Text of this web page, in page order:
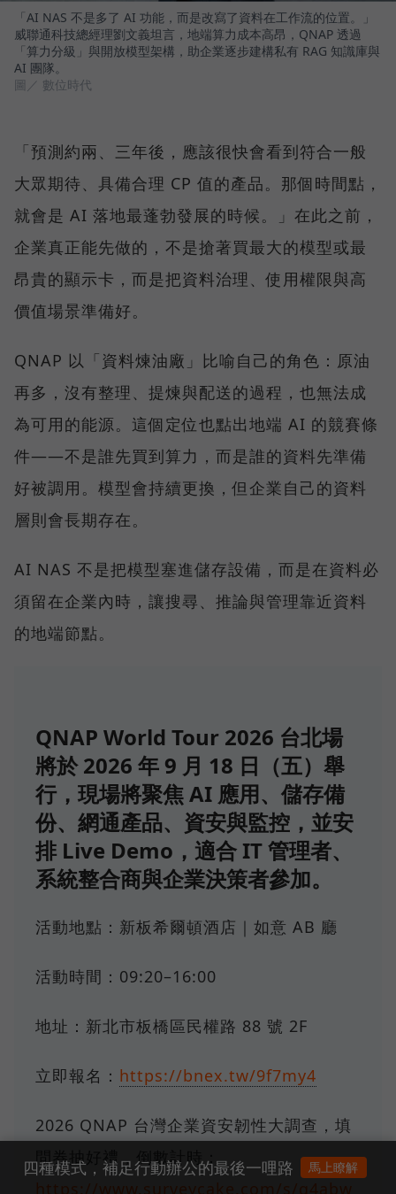
「AI NAS 不是多了 AI 功能，而是改寫了資料在工作流的位置。」
威聯通科技總經理劉文義坦言，地端算力成本高昂，QNAP 透過
「算力分級」與開放模型架構，助企業逐步建構私有 RAG 知識庫與
AI 團隊。
圖／ 數位時代
「預測約兩、三年後，應該很快會看到符合一般
大眾期待、具備合理 CP 值的產品。那個時間點，
就會是 AI 落地最蓬勃發展的時候。」在此之前，
企業真正能先做的，不是搶著買最大的模型或最
昂貴的顯示卡，而是把資料治理、使用權限與高
價值場景準備好。
QNAP 以「資料煉油廠」比喻自己的角色：原油
再多，沒有整理、提煉與配送的過程，也無法成
為可用的能源。這個定位也點出地端 AI 的競賽條
件——不是誰先買到算力，而是誰的資料先準備
好被調用。模型會持續更換，但企業自己的資料
層則會長期存在。
AI NAS 不是把模型塞進儲存設備，而是在資料必
須留在企業內時，讓搜尋、推論與管理靠近資料
的地端節點。
QNAP World Tour 2026 台北場
將於 2026 年 9 月 18 日（五）舉
行，現場將聚焦 AI 應用、儲存備
份、網通產品、資安與監控，並安
排 Live Demo，適合 IT 管理者、
系統整合商與企業決策者參加。
活動地點：新板希爾頓酒店｜如意 AB 廳
活動時間：09:20–16:00
地址：新北市板橋區民權路 88 號 2F
立即報名： https://bnex.tw/9f7my4
2026 QNAP 台灣企業資安韌性大調查，填
問券抽好禮，倒數計時：
https://www.surveycake.com/s/q4abw
四種模式，補足行動辦公的最後一哩路 馬上瞭解